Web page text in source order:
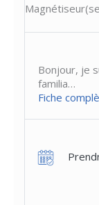
Bonjour, je
familia…
Fiche